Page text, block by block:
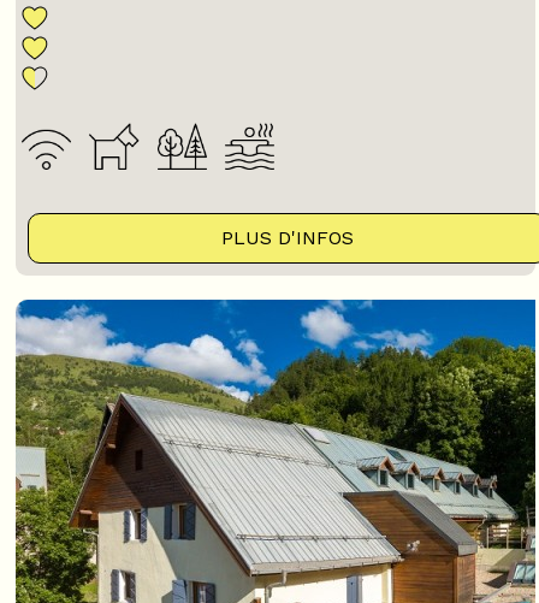
PLUS D'INFOS